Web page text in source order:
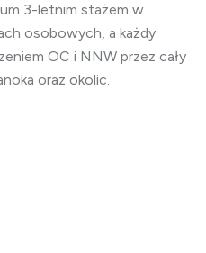
3-letnim stażem w
osobowych, a każdy
OC i NNW przez cały
oraz okolic.